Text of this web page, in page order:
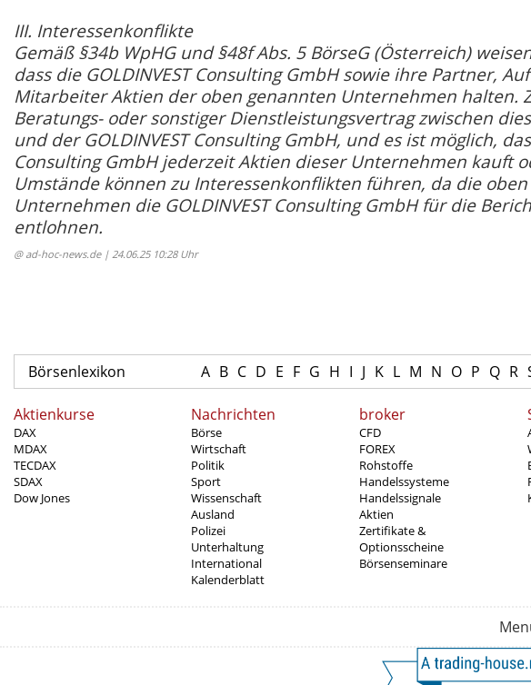
III. Interessenkonflikte
Gemäß §34b WpHG und §48f Abs. 5 BörseG (Österreich)
dass die GOLDINVEST Consulting GmbH sowie ihre Partner,
Mitarbeiter Aktien der oben genannten Unternehmen halten.
Beratungs- oder sonstiger Dienstleistungsvertrag zwischen
und der GOLDINVEST Consulting GmbH, und es ist möglich,
Consulting GmbH jederzeit Aktien dieser Unternehmen kauft
Umstände können zu Interessenkonflikten führen, da die
Unternehmen die GOLDINVEST Consulting GmbH für die
entlohnen.
@ ad-hoc-news.de| 24.06.25 10:28 Uhr
Börsenlexikon A B C D E F G H I J K L M N O P Q R
Aktienkurse
DAX
MDAX
TECDAX
SDAX
Dow Jones
Nachrichten
Börse
Wirtschaft
Politik
Sport
Wissenschaft
Ausland
Polizei
Unterhaltung
International
Kalenderblatt
broker
CFD
FOREX
Rohstoffe
Handelssysteme
Handelssignale
Aktien
Zertifikate &
Optionsscheine
Börsenseminare